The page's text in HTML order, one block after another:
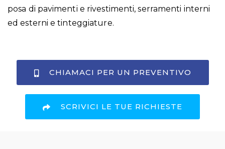
posa di pavimenti e rivestimenti, serramenti interni
ed esterni e tinteggiature.
CHIAMACI PER UN PREVENTIVO
SCRIVICI LE TUE RICHIESTE